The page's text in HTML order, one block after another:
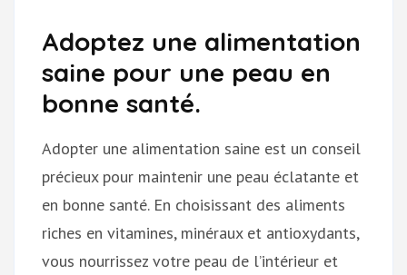
Adoptez une alimentation
saine pour une peau en
bonne santé.
Adopter une alimentation saine est un conseil
précieux pour maintenir une peau éclatante et
en bonne santé. En choisissant des aliments
riches en vitamines, minéraux et antioxydants,
vous nourrissez votre peau de l’intérieur et